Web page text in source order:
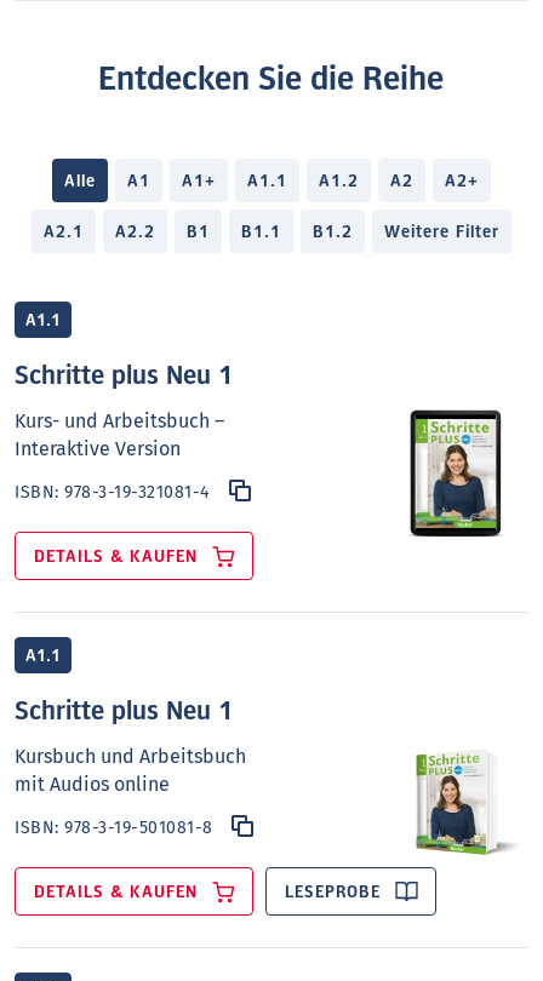
Entdecken Sie die Reihe
Alle A1 A1+ A1.1 A1.2 A2 A2+
A2.1 A2.2 B1 B1.1 B1.2 Weitere Filter
A1.1
Schritte plus Neu 1
Kurs- und Arbeitsbuch –
Interaktive Version
ISBN:978-3-19-321081-4
DETAILS & KAUFEN
A1.1
Schritte plus Neu 1
Kursbuch und Arbeitsbuch
mit Audios online
ISBN:978-3-19-501081-8
DETAILS & KAUFEN LESEPROBE